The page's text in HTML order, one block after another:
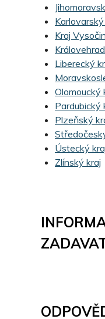
Kraj
Liberecký
Olomoucký
Pardubický
Plzeňský
Ústecký
Zlínský kraj